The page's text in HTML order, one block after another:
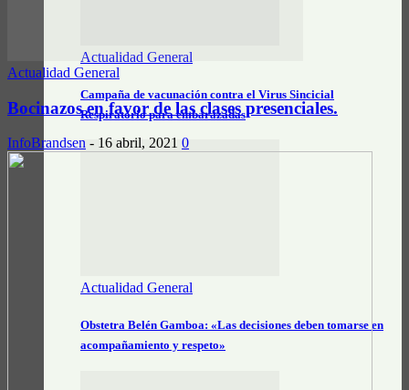
Actualidad General
Campaña de vacunación contra el Virus Sincicial
Respiratorio para embarazadas
Actualidad General
Obstetra Belén Gamboa: «Las decisiones deben tomarse en
acompañamiento y respeto»
Actualidad General
Bocinazos en favor de las clases presenciales.
InfoBrandsen - 16 abril, 2021 0